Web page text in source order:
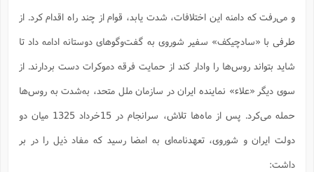
و می‌رفت که دامنه این اختلافات، شدت یابد، قوام از چند راه اقدام کرد. از
طرفی با «سادچیکف» سفیر شوروی به گفت‌وگوهای دوستانه ادامه داد تا
شاید بتواند روس‌ها را وادار کند از حمایت فرقه دموکرات دست بردارند. از
سوی دیگر «علاء» نماینده ایران در سازمان ملل متحد، به‌شدت به روس‌ها
حمله می‌کرد. پس از ماه‌ها تلاش، سرانجام در 15خرداد 1325 میان دو
دولت ایران و شوروی، تعهدنامه‌ای به امضا رسید که مفاد ذیل را در بر
داشت: